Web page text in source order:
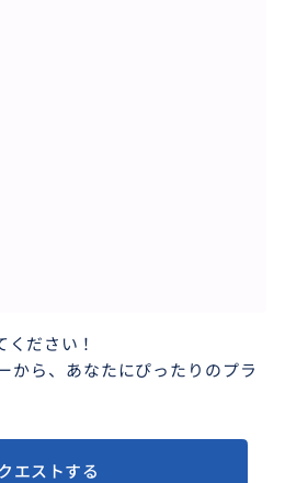
ください！
から、あなたにぴったりのプラ
エストする